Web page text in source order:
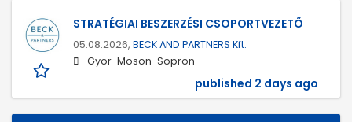
STRATÉGIAI BESZERZÉSI CSOPORTVEZETŐ
05.08.2026, BECK AND PARTNERS Kft.
Gyor-Moson-Sopron
published 2 days ago